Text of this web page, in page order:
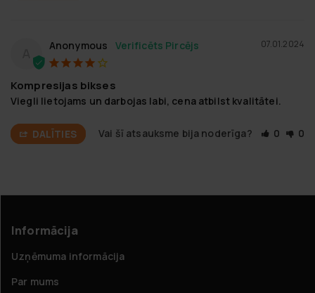
07.01.2024
Anonymous
Kompresijas bikses
Viegli lietojams un darbojas labi, cena atbilst kvalitātei.
DALĪTIES Vai šī atsauksme bija noderīga? 0 0
Informācija
Uzņēmuma informācija
Par mums